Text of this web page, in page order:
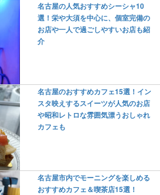
名古屋の人気おすすめシーシャ10
選！栄や大須を中心に、個室完備の
お店や一人で過ごしやすいお店も紹
介
名古屋のおすすめカフェ15選！イン
スタ映えするスイーツが人気のお店
や昭和レトロな雰囲気漂うおしゃれ
カフェも
名古屋市内でモーニングを楽しめる
おすすめカフェ＆喫茶店15選！